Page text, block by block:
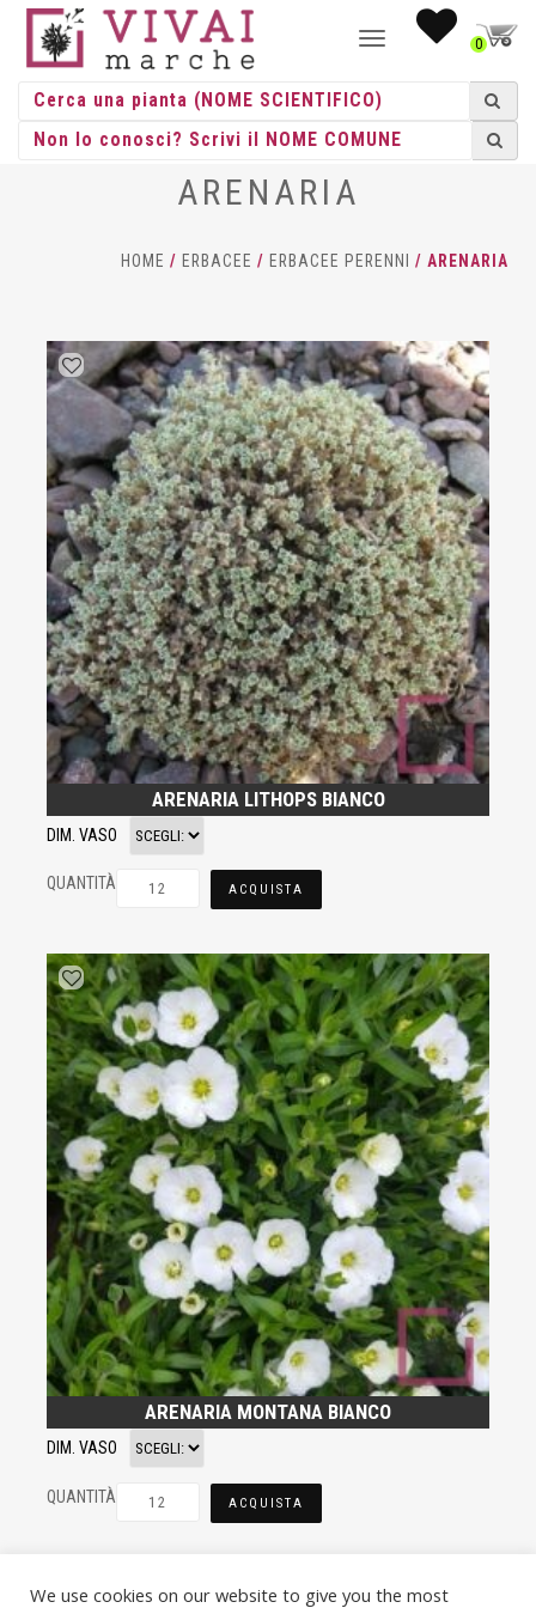
NAVIGAZIONE0
ARENARIA
HOME / ERBACEE / ERBACEE PERENNI / ARENARIA
ARENARIA LITHOPS BIANCO
DIM. VASO
QUANTITÀ ACQUISTA
ARENARIA MONTANA BIANCO
DIM. VASO
QUANTITÀ ACQUISTA
We use cookies on our website to give you the most